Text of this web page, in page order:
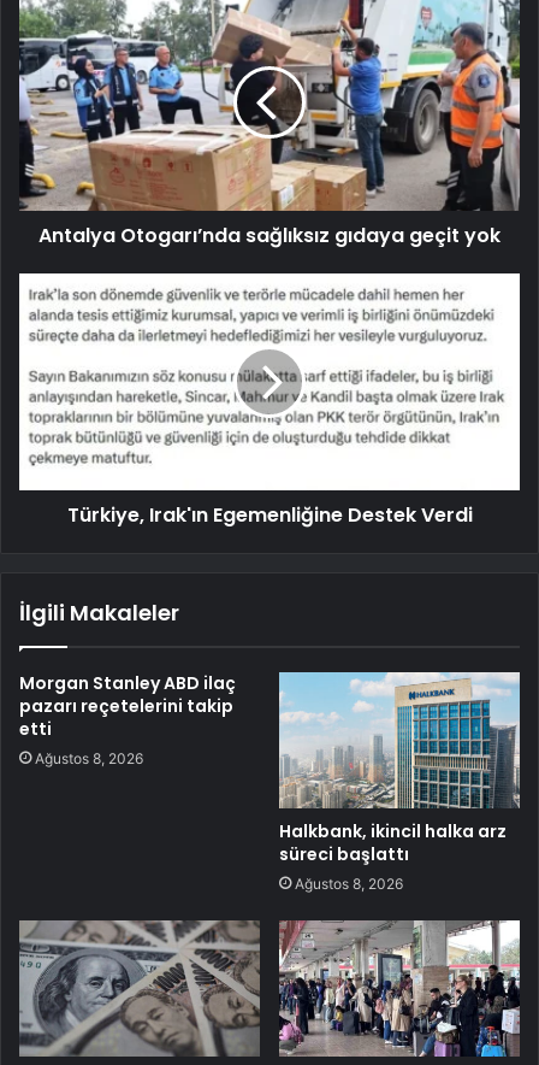
Antalya Otogarı’nda sağlıksız gıdaya geçit yok
Türkiye, Irak'ın Egemenliğine Destek Verdi
İlgili Makaleler
Morgan Stanley ABD ilaç
pazarı reçetelerini takip
etti
Ağustos 8, 2026
Halkbank, ikincil halka arz
süreci başlattı
Ağustos 8, 2026